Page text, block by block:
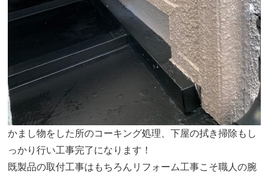
かまし物をした所のコーキング処理、下屋の拭き掃除もし
っかり行い工事完了になります！
既製品の取付工事はもちろんリフォーム工事こそ職人の腕